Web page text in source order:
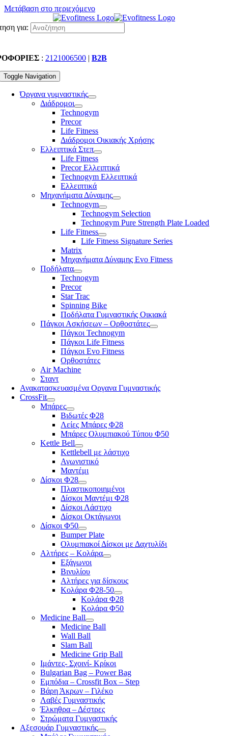
Μετάβαση στο περιεχόμενο
για:
: 2121006500 | B2B
Toggle Navigation
Όργανα γυμναστικής
Διάδρομοι
Technogym
Precor
Life Fitness
Διάδρομοι Οικιακής Χρήσης
Ελλειπτικά Στεπ
Life Fitness
Precor Ελλειπτικά
Technogym Ελλειπτικά
Ελλειπτικά
Μηχανήματα Δύναμης
Technogym
Technogym Selection
Technogym Pure Strength Plate Loaded
Life Fitness
Life Fitness Signature Series
Matrix
Μηχανήματα Δύναμης Evo Fitness
Ποδήλατα
Technogym
Precor
Star Trac
Spinning Bike
Ποδήλατα Γυμναστικής Οικιακά
Πάγκοι Ασκήσεων – Ορθοστάτες
Πάγκοι Technogym
Πάγκοι Life Fitness
Πάγκοι Evo Fitness
Ορθοστάτες
Air Machine
Σταντ
Ανακατασκευασμένα Οργανα Γυμναστικής
CrossFit
Μπάρες
Βιδωτές Φ28
Λείες Μπάρες Φ28
Μπάρες Ολυμπιακού Τύπου Φ50
Kettle Bell
Kettlebell με λάστιχο
Αγωνιστικό
Μαντέμι
Δίσκοι Φ28
Πλαστικοποιημένοι
Δίσκοι Μαντέμι Φ28
Δίσκοι Λάστιχο
Δίσκοι Οκτάγωνοι
Δίσκοι Φ50
Bumper Plate
Ολυμπιακοί Δίσκοι με Δαχτυλίδι
Αλτήρες – Κολάρα
Εξάγωνοι
Βινυλίου
Αλτήρες για δίσκους
Κολάρα Φ28-50
Κολάρα Φ28
Κολάρα Φ50
Medicine Ball
Medicine Ball
Wall Ball
Slam Ball
Medicine Grip Ball
Ιμάντες- Σχοινί- Κρίκοι
Bulgarian Bag – Power Bag
Εμπόδια – Crossfit Box – Step
Βάρη Άκρων – Γιλέκο
Λαβές Γυμναστικής
Έλκηθρα – Δέστρες
Στρώματα Γυμναστικής
Αξεσουάρ Γυμναστικής